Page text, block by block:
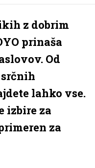
z dobrim
prinaša
Od
lahko vse.
izbire za
za